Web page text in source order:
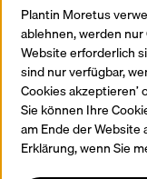
Wissenschaften,
Humanismus und die
Blauer Schutz
Und im Kriegsfall? Im
unermessliches
stolze Träger des
Plantin Moretus
ablehnen, werden
Website erforderlich
sind nur verfügbar,
Cookies akzeptieren’
Sie können Ihre
am Ende der Website
Erklärung, wenn Sie